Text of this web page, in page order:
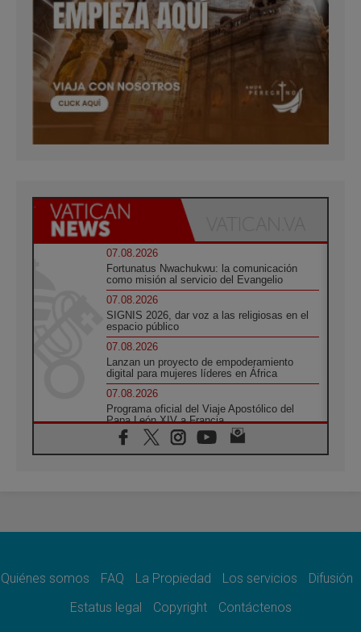
07.08.2026
Fortunatus Nwachukwu: la comunicación
como misión al servicio del Evangelio
07.08.2026
SIGNIS 2026, dar voz a las religiosas en el
espacio público
07.08.2026
Lanzan un proyecto de empoderamiento
digital para mujeres líderes en África
07.08.2026
Programa oficial del Viaje Apostólico del
Papa León XIV a Francia
07.08.2026
Obispos de Ecuador: El bien de las familias
06.08.2026
06.08.2026
minuto
Quiénes somos FAQ La Propiedad Los servicios
Difusión
Estatus legal
Copyright Contáctenos